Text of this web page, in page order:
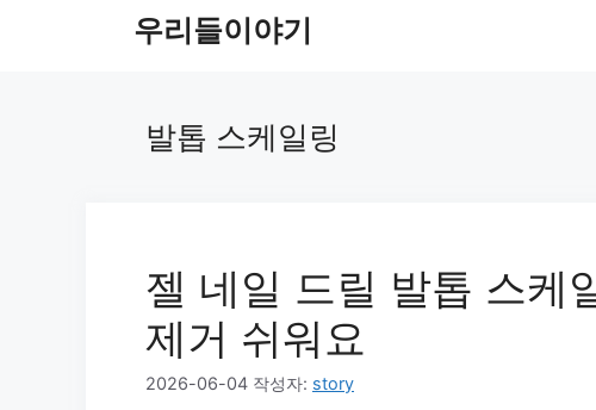
우리들이야기
발톱 스케일링
젤 네일 드릴 발톱 스케
제거 쉬워요
2026-06-04 작성자: story